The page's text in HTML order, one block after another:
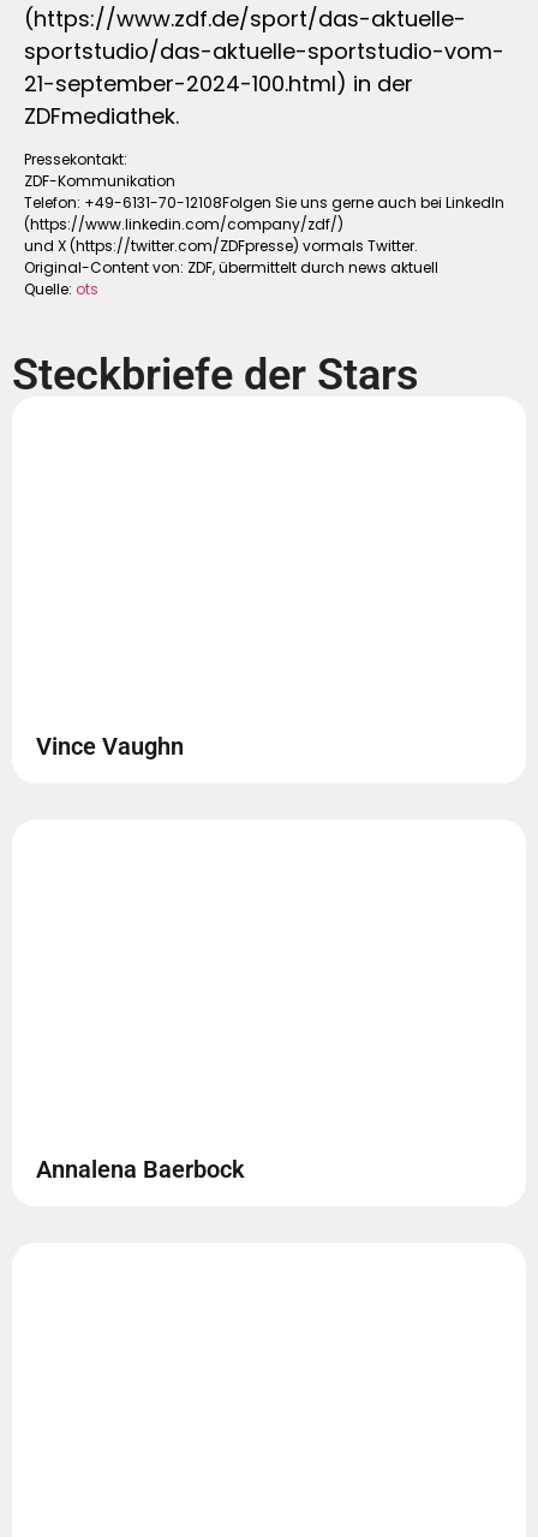
(https://www.zdf.de/sport/das-aktuelle-
sportstudio/das-aktuelle-sportstudio-vom-
21-september-2024-100.html) in der
ZDFmediathek.
Pressekontakt:
ZDF-Kommunikation
Telefon: +49-6131-70-12108Folgen Sie uns gerne auch bei LinkedIn
(https://www.linkedin.com/company/zdf/)
und X (https://twitter.com/ZDFpresse) vormals Twitter.
Original-Content von: ZDF, übermittelt durch news aktuell
Quelle: ots
Steckbriefe der Stars
Vince Vaughn
Annalena Baerbock